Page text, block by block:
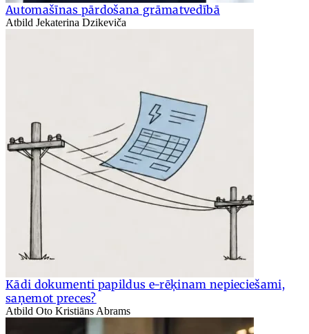
Automašīnas pārdošana grāmatvedībā
Atbild Jekaterina Dzikeviča
Kādi dokumenti papildus e-rēķinam nepieciešami,
saņemot preces?
Atbild Oto Kristiāns Abrams